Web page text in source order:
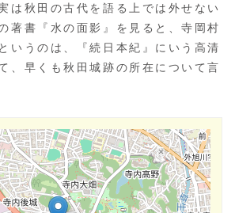
は秋田の古代を語る上では外せない
著書『水の面影』を見ると、寺岡村
いうのは、『続日本紀』にいう高清
、早くも秋田城跡の所在について言